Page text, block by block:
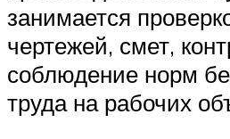
занимается
чертежей, смет,
соблюдение норм
труда на рабочих